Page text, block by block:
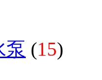
泵 (15)